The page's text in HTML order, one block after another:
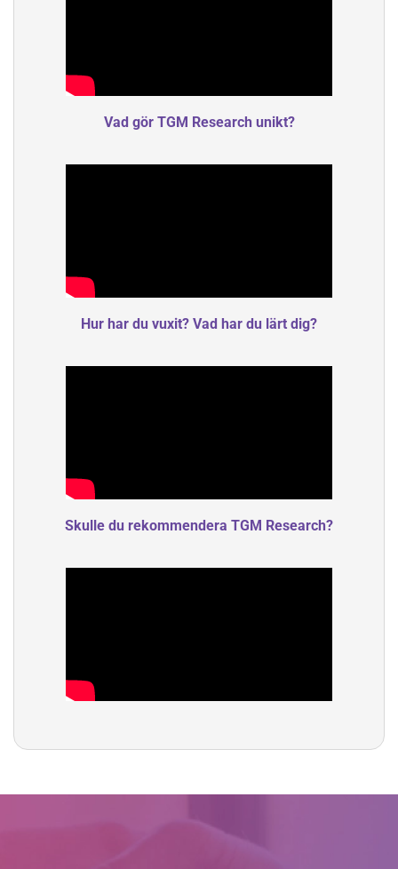
Vad gör TGM Research unikt?
Hur har du vuxit? Vad har du lärt dig?
Skulle du rekommendera TGM Research?